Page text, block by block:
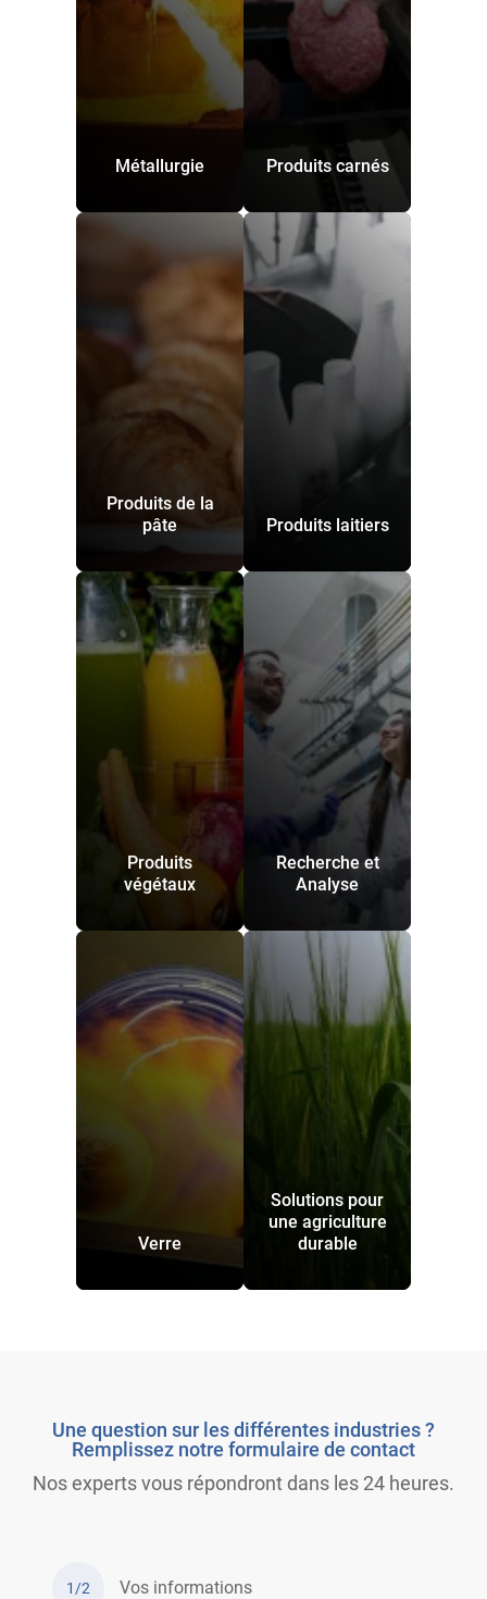
Métallurgie Produits carnés
Produits de la
pâte
Produits laitiers
Produits
végétaux
Recherche et
Analyse
Verre
Solutions pour
une agriculture
durable
Une question sur les différentes industries ?
Remplissez notre formulaire de contact
Nos experts vous répondront dans les 24 heures.
1/2 Vos informations